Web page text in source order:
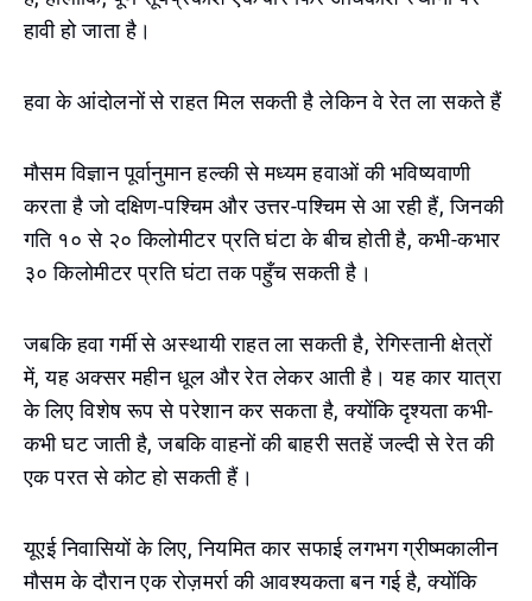
हावी हो जाता है।
हवा के आंदोलनों से राहत मिल सकती है लेकिन वे रेत ला सकते हैं
मौसम विज्ञान पूर्वानुमान हल्की से मध्यम हवाओं की भविष्यवाणी
करता है जो दक्षिण-पश्चिम और उत्तर-पश्चिम से आ रही हैं, जिनकी
गति १० से २० किलोमीटर प्रति घंटा के बीच होती है, कभी-कभार
३० किलोमीटर प्रति घंटा तक पहुँच सकती है।
जबकि हवा गर्मी से अस्थायी राहत ला सकती है, रेगिस्तानी क्षेत्रों
में, यह अक्सर महीन धूल और रेत लेकर आती है। यह कार यात्रा
के लिए विशेष रूप से परेशान कर सकता है, क्योंकि दृश्यता कभी-
कभी घट जाती है, जबकि वाहनों की बाहरी सतहें जल्दी से रेत की
एक परत से कोट हो सकती हैं।
यूएई निवासियों के लिए, नियमित कार सफाई लगभग ग्रीष्मकालीन
मौसम के दौरान एक रोज़मर्रा की आवश्यकता बन गई है, क्योंकि